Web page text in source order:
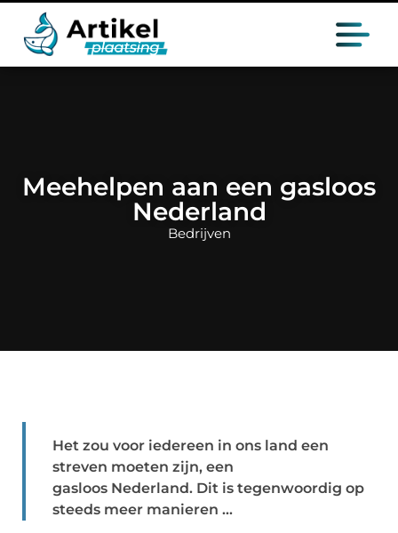
Meehelpen aan een gasloos
Nederland
Bedrijven
Het zou voor iedereen in ons land een
streven moeten zijn, een
gasloos Nederland. Dit is tegenwoordig op
steeds meer manieren ...